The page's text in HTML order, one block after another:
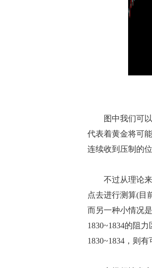
图中我们可以
代表着黄金将可
连续收到压制的位
不过从理论来
点去进行测算(目
而另一种小情况
1830~1834的阻
1830~1834，则